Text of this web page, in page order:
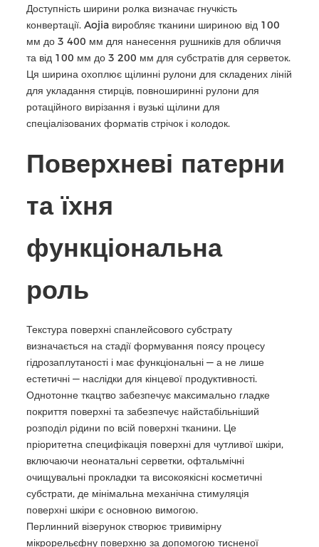
Доступність ширини ролка визначає гнучкість
конвертації. Aojia виробляє тканини шириною від 100
мм до 3 400 мм для нанесення рушників для обличчя
та від 100 мм до 3 200 мм для субстратів для серветок.
Ця ширина охоплює щілинні рулони для складених ліній
для укладання стирців, повноширинні рулони для
ротаційного вирізання і вузькі щілини для
спеціалізованих форматів стрічок і колодок.
Поверхневі патерни
та їхня
функціональна
роль
Текстура поверхні спанлейсового субстрату
визначається на стадії формування поясу процесу
гідрозаплутаності і має функціональні — а не лише
естетичні — наслідки для кінцевої продуктивності.
Однотонне ткацтво забезпечує максимально гладке
покриття поверхні та забезпечує найстабільніший
розподіл рідини по всій поверхні тканини. Це
пріоритетна специфікація поверхні для чутливої шкіри,
включаючи неонатальні серветки, офтальмічні
очищувальні прокладки та високоякісні косметичні
субстрати, де мінімальна механічна стимуляція
поверхні шкіри є основною вимогою.
Перлинний візерунок створює тривимірну
мікрорельєфну поверхню за допомогою тисненої